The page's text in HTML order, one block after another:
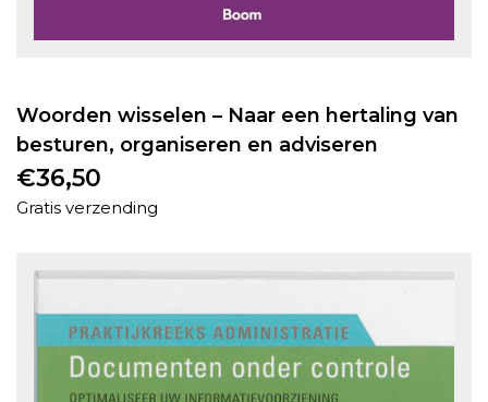
Woorden wisselen – Naar een hertaling van
besturen, organiseren en adviseren
€36,50
Gratis verzending